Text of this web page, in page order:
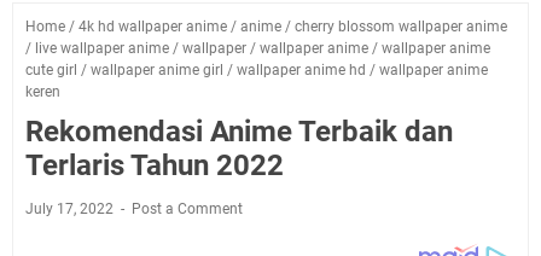
Home / 4k hd wallpaper anime / anime / cherry blossom wallpaper anime
/ live wallpaper anime / wallpaper / wallpaper anime / wallpaper anime
cute girl / wallpaper anime girl / wallpaper anime hd / wallpaper anime
keren
Rekomendasi Anime Terbaik dan
Terlaris Tahun 2022
July 17, 2022 Post a Comment